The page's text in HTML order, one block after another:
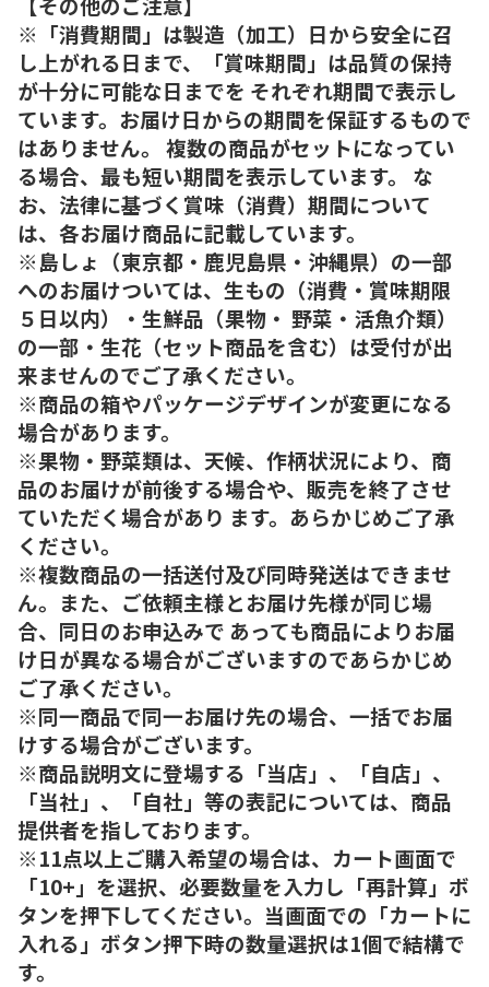
※「消費期間」は製造（加工）日から安全に召
し上がれる日まで、「賞味期間」は品質の保持
が十分に可能な日までを それぞれ期間で表示し
ています。お届け日からの期間を保証するもので
はありません。 複数の商品がセットになってい
る場合、最も短い期間を表示しています。 な
お、法律に基づく賞味（消費）期間について
は、各お届け商品に記載しています。
※島しょ（東京都・鹿児島県・沖縄県）の一部
へのお届けついては、生もの（消費・賞味期限
５日以内）・生鮮品（果物・ 野菜・活魚介類）
の一部・生花（セット商品を含む）は受付が出
来ませんのでご了承ください。
※商品の箱やパッケージデザインが変更になる
場合があります。
※果物・野菜類は、天候、作柄状況により、商
品のお届けが前後する場合や、販売を終了させ
ていただく場合があり ます。あらかじめご了承
ください。
※複数商品の一括送付及び同時発送はできませ
ん。また、ご依頼主様とお届け先様が同じ場
合、同日のお申込みで あっても商品によりお届
け日が異なる場合がございますのであらかじめ
ご了承ください。
※同一商品で同一お届け先の場合、一括でお届
けする場合がございます。
※商品説明文に登場する「当店」、「自店」、
「当社」、「自社」等の表記については、商品
提供者を指しております。
※11点以上ご購入希望の場合は、カート画面で
「10+」を選択、必要数量を入力し「再計算」ボ
タンを押下してください。当画面での「カートに
入れる」ボタン押下時の数量選択は1個で結構で
す。